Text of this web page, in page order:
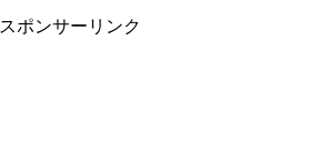
スポンサーリンク